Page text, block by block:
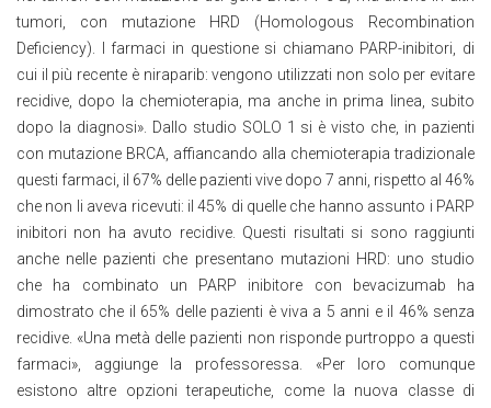
tumori, con mutazione HRD (Homologous Recombination
Deficiency). I farmaci in questione si chiamano PARP-inibitori, di
cui il più recente è niraparib: vengono utilizzati non solo per evitare
recidive, dopo la chemioterapia, ma anche in prima linea, subito
dopo la diagnosi». Dallo studio SOLO 1 si è visto che, in pazienti
con mutazione BRCA, affiancando alla chemioterapia tradizionale
questi farmaci, il 67% delle pazienti vive dopo 7 anni, rispetto al 46%
che non li aveva ricevuti: il 45% di quelle che hanno assunto i PARP
inibitori non ha avuto recidive. Questi risultati si sono raggiunti
anche nelle pazienti che presentano mutazioni HRD: uno studio
che ha combinato un PARP inibitore con bevacizumab ha
dimostrato che il 65% delle pazienti è viva a 5 anni e il 46% senza
recidive. «Una metà delle pazienti non risponde purtroppo a questi
farmaci», aggiunge la professoressa. «Per loro comunque
esistono altre opzioni terapeutiche, come la nuova classe di